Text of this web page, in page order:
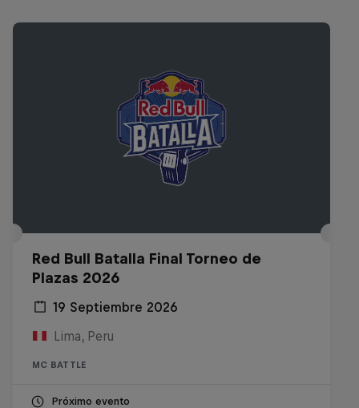
Red Bull Batalla Final Torneo de
Plazas 2026
19 Septiembre 2026
Lima, Peru
MC BATTLE
Próximo evento